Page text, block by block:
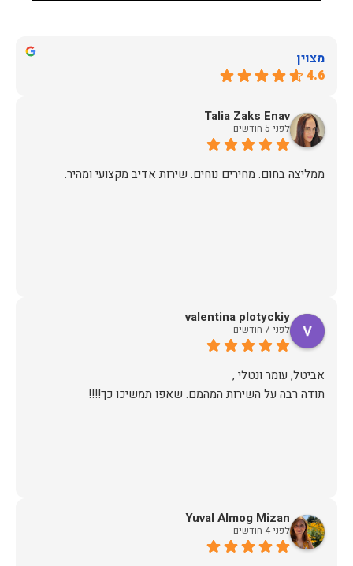
מצוין
4.6
Talia Zaks Enav
לפני 5 חודשים
ממליצה בחום. מחירים נוחים. שירות אדיב מקצועי ומהיר.
valentina plotyckiy
לפני 7 חודשים
תודה רבה על השירות המהמם. שאפו תמשיכו כך!!!!
Yuval Almog Mizan
לפני 4 חודשים